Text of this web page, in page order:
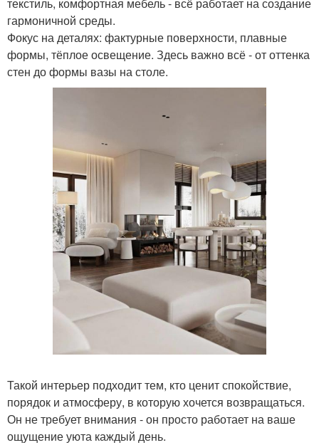
гармоничной среды.
Фокус на деталях: фактурные поверхности, плавные
формы, тёплое освещение. Здесь важно всё - от оттенка
стен до формы вазы на столе.
Такой интерьер подходит тем, кто ценит спокойствие,
порядок и атмосферу, в которую хочется возвращаться.
Он не требует внимания - он просто работает на ваше
ощущение уюта каждый день.